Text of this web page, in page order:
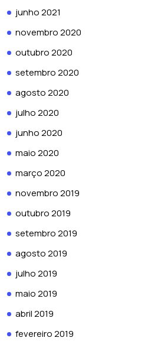
junho 2021
novembro 2020
outubro 2020
setembro 2020
agosto 2020
julho 2020
junho 2020
maio 2020
março 2020
novembro 2019
outubro 2019
setembro 2019
agosto 2019
julho 2019
maio 2019
abril 2019
fevereiro 2019